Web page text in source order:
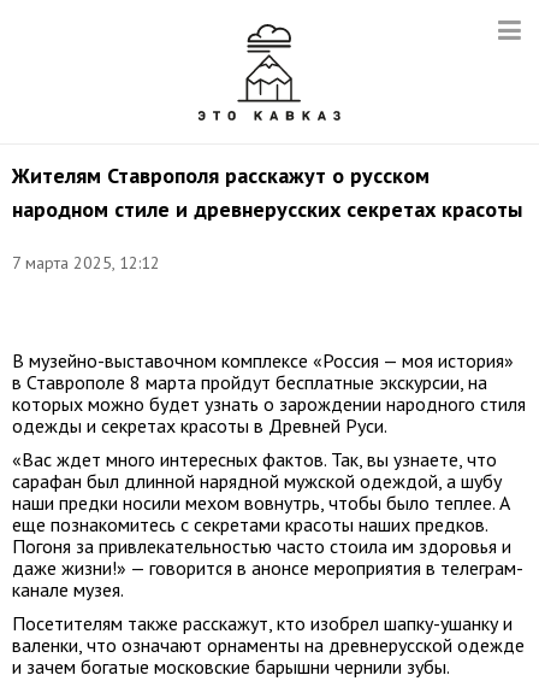
Жителям Ставрополя расскажут о русском
народном стиле и древнерусских секретах красоты
7 марта 2025, 12:12
В музейно-выставочном комплексе «Россия — моя история»
в Ставрополе 8 марта пройдут бесплатные экскурсии, на
которых можно будет узнать о зарождении народного стиля
одежды и секретах красоты в Древней Руси.
«Вас ждет много интересных фактов. Так, вы узнаете, что
сарафан был длинной нарядной мужской одеждой, а шубу
наши предки носили мехом вовнутрь, чтобы было теплее. А
еще познакомитесь с секретами красоты наших предков.
Погоня за привлекательностью часто стоила им здоровья и
даже жизни!» — говорится в анонсе мероприятия в телеграм-
канале музея.
Посетителям также расскажут, кто изобрел шапку-ушанку и
валенки, что означают орнаменты на древнерусской одежде
и зачем богатые московские барышни чернили зубы.